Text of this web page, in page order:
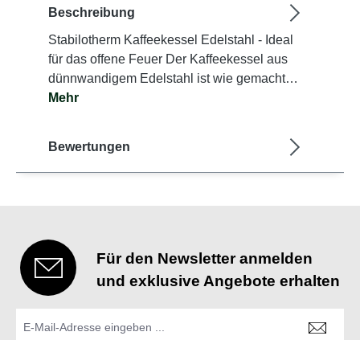
Beschreibung
Stabilotherm Kaffeekessel Edelstahl - Ideal
für das offene Feuer Der Kaffeekessel aus
dünnwandigem Edelstahl ist wie gemacht…
Mehr
Bewertungen
Für den Newsletter anmelden
und exklusive Angebote erhalten